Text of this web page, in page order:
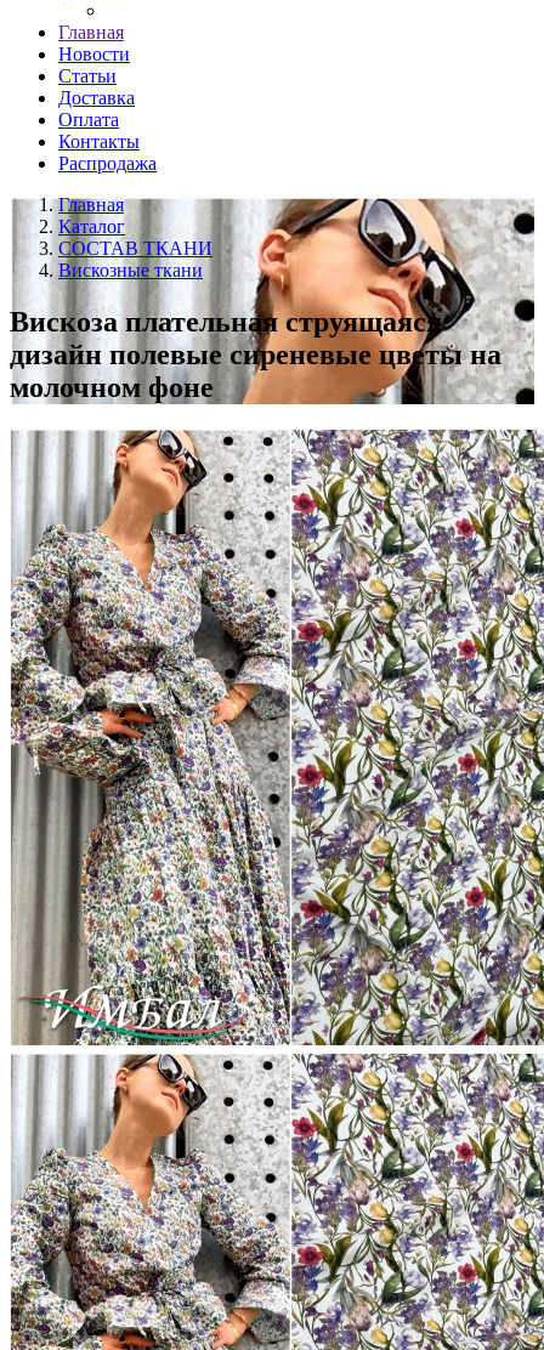
Главная
Новости
Статьи
Доставка
Оплата
Контакты
Распродажа
Главная
Каталог
СОСТАВ ТКАНИ
Вискозные ткани
Вискоза плательная струящаяся
дизайн полевые сиреневые цветы на
молочном фоне